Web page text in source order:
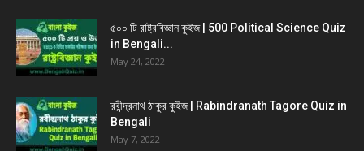
৫০০ টি রাষ্ট্রবিজ্ঞান কুইজ | 500 Political Science Quiz
in Bengali...
May 24, 2022
রবীন্দ্রনাথ ঠাকুর কুইজ | Rabindranath Tagore Quiz in
Bengali
May 7, 2022